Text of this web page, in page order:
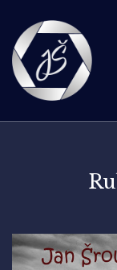
content